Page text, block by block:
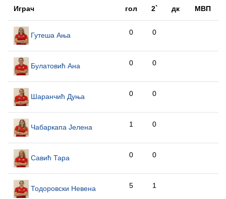
Играч гол 2` дк МВП
Гутеша Ања 0 0
Булатовић Ана 0 0
Шаранчић Дуња 0 0
Чабаркапа Јелена 1 0
Савић Тара 0 0
Тодоровски Невена 5 1